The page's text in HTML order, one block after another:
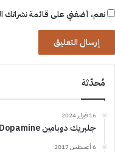
نعم، أضفني على قائمة نشراتك
مُحدّثة
16 فبراير 2024
جلبريك دوبامين Dopamine
6 أغسطس 2017